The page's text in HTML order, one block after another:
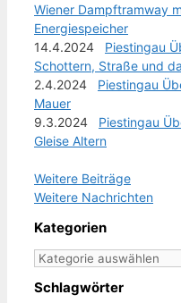
Wiener Dampftramway
Energiespeicher
14.4.2024 Piestingau
Schottern, Straße und
2.4.2024 Piestingau
Mauer
9.3.2024 Piestingau
Gleise Altern
Weitere Beiträge
Weitere Nachrichten
Kategorien
Kategorien
Schlagwörter